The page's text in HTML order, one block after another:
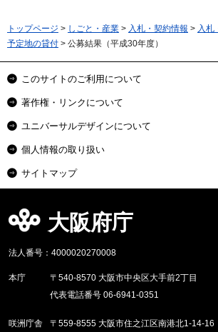
トップページ > しごと・産業 > 入札・契約情報 > 入札
予定地の貸付 > 公募結果（平成30年度）
このサイトのご利用について
著作権・リンクについて
ユニバーサルデザインについて
個人情報の取り扱い
サイトマップ
大阪府庁
法人番号：4000020270008
本庁
〒540-8570 大阪市中央区大手前2丁目
代表電話番号 06-6941-0351
咲洲庁舎 〒559-8555 大阪市住之江区南港北1-14-16